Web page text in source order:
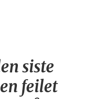
siste
feilet